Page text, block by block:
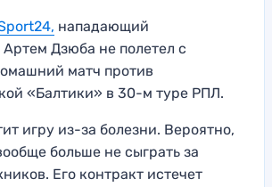
нападающий
Дзюба не полетел с
матч против
«Балтики» в 30-м туре РПЛ.
игру из-за болезни. Вероятно,
больше не сыграть за
Его контракт истечет